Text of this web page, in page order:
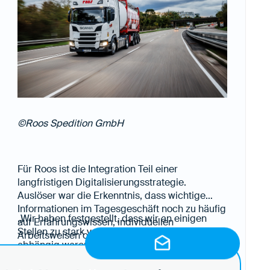
aktuelle Informationen direkt aus der Quelle –
ohne Medienbrüche, manuelle Übertragungen
oder zusätzliche Abstimmungsschleifen.
©Roos Spedition GmbH
Für Roos ist die Integration Teil einer
langfristigen Digitalisierungsstrategie.
Auslöser war die Erkenntnis, dass wichtige
Informationen im Tagesgeschäft noch zu häufig
auf Erfahrungswissen, individuellen
Arbeitsweisen oder separaten
Dokumentationen beruhen.
„Wir haben festgestellt, dass wir an einigen
Stellen zu stark vom Wissen einzelner Personen
abhängig waren“, sagt Marcus Simpson, CAO
und Prokurist der Roos Spedition. „Das ist